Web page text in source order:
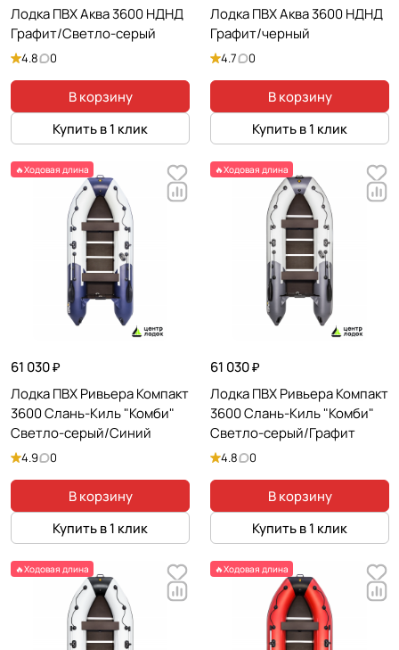
Лодка ПВХ Аква 3600 НДНД
Графит/Светло-серый
4.8 0
В корзину
Купить в 1 клик
Лодка ПВХ Аква 3600 НДНД
Графит/черный
4.7 0
В корзину
Купить в 1 клик
🔥Ходовая длина
61 030 ₽
Лодка ПВХ Ривьера Компакт
3600 Слань-Киль "Комби"
Светло-серый/Синий
4.9 0
В корзину
Купить в 1 клик
🔥Ходовая длина
61 030 ₽
Лодка ПВХ Ривьера Компакт
3600 Слань-Киль "Комби"
Светло-серый/Графит
4.8 0
В корзину
Купить в 1 клик
🔥Ходовая длина 🔥Ходовая длина